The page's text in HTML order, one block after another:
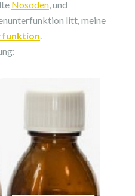
Nosoden , und
litt, meine